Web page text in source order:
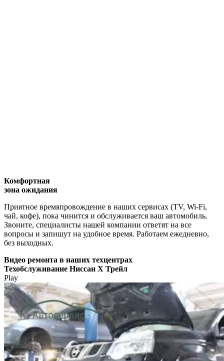
Комфортная
зона ожидания
Приятное времяпровождение в наших сервисах (TV, Wi-Fi,
чай, кофе), пока чинится и обслуживается ваш автомобиль.
Звоните, специалисты нашей компании ответят на все
вопросы и запишут на удобное время. Работаем ежедневно,
без выходных.
Видео ремонта в наших техцентрах
Техобслуживание Ниссан Х Трейл
Play